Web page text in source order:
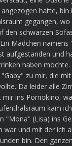
hatte, bin
gegangen, wo
den schwarzen
Mädchen namens
aufgestanden und
haben
zu mir, die
Da leider alle
ins Pornokino,
kam
"Mona" (Lisa) ins
war und mit der ich
bin. Den